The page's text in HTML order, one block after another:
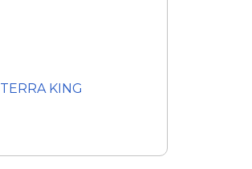
TERRA KING